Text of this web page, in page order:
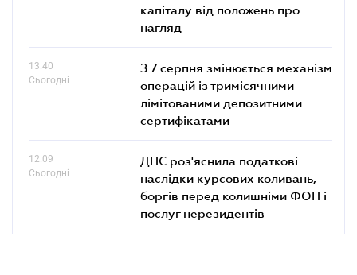
капіталу від положень про
нагляд
13.40
Сьогодні
З 7 серпня змінюється механізм
операцій із тримісячними
лімітованими депозитними
сертифікатами
12.09
Сьогодні
ДПС роз'яснила податкові
наслідки курсових коливань,
боргів перед колишніми ФОП і
послуг нерезидентів